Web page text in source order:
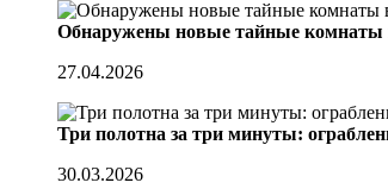
Обнаружены новые тайные комнаты
27.04.2026
Три полотна за три минуты:
30.03.2026